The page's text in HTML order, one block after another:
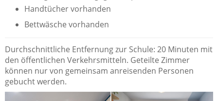
Handtücher vorhanden
Bettwäsche vorhanden
Durchschnittliche Entfernung zur Schule: 20 Minuten mit
den öffentlichen Verkehrsmitteln. Geteilte Zimmer
können nur von gemeinsam anreisenden Personen
gebucht werden.